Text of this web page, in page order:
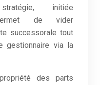
initiée
de vider
successorale tout
gestionnaire via la
des parts